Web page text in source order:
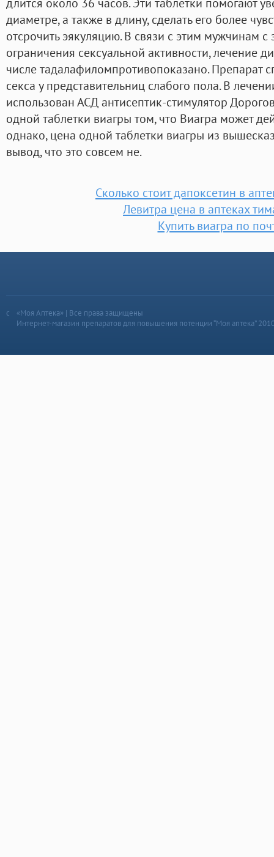
диаметре, а также в длину, сделать его более
отсрочить эякуляцию. В связи с этим мужчинам
ограничения сексуальной активности, лечение
числе тадалафиломпротивопоказано. Препарат
секса у представительниц слабого пола. В
использован АСД антисептик-стимулятор
одной таблетки виагры том, что Виагра может
однако, цена одной таблетки виагры из
вывод, что это совсем не.
Сколько стоит дапоксетин в
Левитра цена в аптеках
Купить виагра по
«Моя Аптека» | Все права защищены
Интернет-магазин препаратов для повышения потенции “Моя аптека”